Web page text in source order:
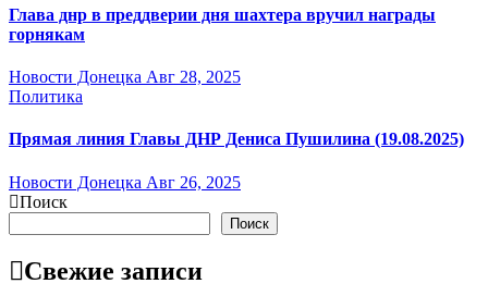
Глава днр в преддверии дня шахтера вручил награды
горнякам
Новости Донецка Авг 28, 2025
Политика
Прямая линия Главы ДНР Дениса Пушилина (19.08.2025)
Новости Донецка Авг 26, 2025
Поиск
Поиск
Свежие записи